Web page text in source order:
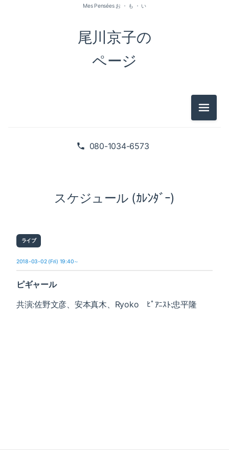
080-1034-6573
尾川京子の
ページ
Mes Pensées お ・ も ・ い
メニュ
スケジュール (ｶﾚﾝﾀﾞｰ)
ライブ
2018-03-02 (Fri) 19:40～
ピギャール
共演:佐野文彦、安本真木、Ryoko ﾋﾟｱﾆｽﾄ:忠平隆